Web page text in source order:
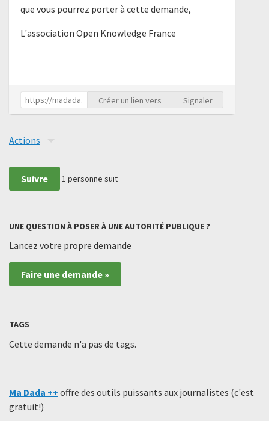
que vous pourrez porter à cette demande,
L'association Open Knowledge France
Créer un lien vers Signaler
Actions
Suivre 1 personne suit
UNE QUESTION À POSER À UNE AUTORITÉ PUBLIQUE ?
Lancez votre propre demande
Faire une demande »
TAGS
Cette demande n'a pas de tags.
Ma Dada ++ offre des outils puissants aux journalistes (c'est
gratuit!)